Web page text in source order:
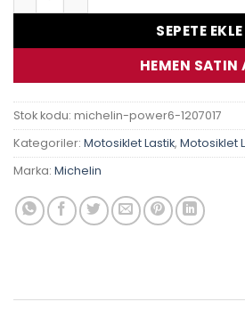
SEPETE EKLE
HEMEN SATIN
Stok kodu: michelin-power6-1207017
Kategoriler: Motosiklet Lastik, Motosiklet
Marka: Michelin